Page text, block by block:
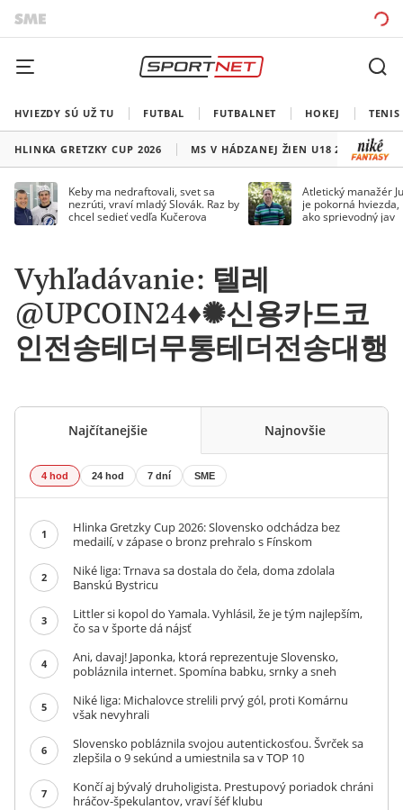
HVIEZDY SÚ UŽ TU FUTBAL FUTBALNET HOKEJ TENIS
HLINKA GRETZKY CUP 2026 MS V HÁDZANEJ ŽIEN U18 2026
Keby ma nedraftovali, svet sa
nezrúti, vraví mladý Slovák. Raz by
chcel sedieť vedľa Kučerova
Atletický manažér
je pokorná
ako sprievodný jav
Vyhľadávanie: 텔레
@UPCOIN24♦✺신용카드코
인전송테더무통테더전송대행
Najčítanejšie Najnovšie
4 hod 24 hod 7 dní SME
1
Hlinka Gretzky Cup 2026: Slovensko odchádza bez
medailí, v zápase o bronz prehralo s Fínskom
2
Niké liga: Trnava sa dostala do čela, doma zdolala
Banskú Bystricu
3
Littler si kopol do Yamala. Vyhlásil, že je tým najlepším,
čo sa v športe dá nájsť
4
Ani, davaj! Japonka, ktorá reprezentuje Slovensko,
pobláznila internet. Spomína babku, srnky a sneh
5
Niké liga: Michalovce strelili prvý gól, proti Komárnu
však nevyhrali
6
Slovensko pobláznila svojou autentickosťou. Švrček sa
zlepšila o 9 sekúnd a umiestnila sa v TOP 10
7
Končí aj bývalý druholigista. Prestupový poriadok chráni
hráčov-špekulantov, vraví šéf klubu